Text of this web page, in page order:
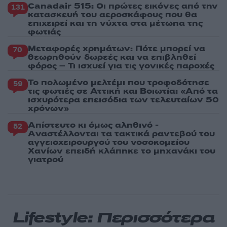
131 Canadair 515: Οι πρώτες εικόνες από την
κατασκευή του αεροσκάφους που θα
επιχειρεί και τη νύχτα στα μέτωπα της
φωτιάς
70 Μεταφορές χρημάτων: Πότε μπορεί να
θεωρηθούν δωρεές και να επιβληθεί
φόρος – Τι ισχυεί για τις γονικές παροχές
59 Το πολωμένο μελτέμι που τροφοδότησε
τις φωτιές σε Αττική και Βοιωτία: «Από τα
ισχυρότερα επεισόδια των τελευταίων 50
χρόνων»
52 Απίστευτο κι όμως αληθινό -
Aναστέλλονται τα τακτικά ραντεβού του
αγγειοχειρουργού του νοσοκομείου
Χανίων επειδή κλάπηκε το μηχανάκι του
γιατρού
Lifestyle: Περισσότερα